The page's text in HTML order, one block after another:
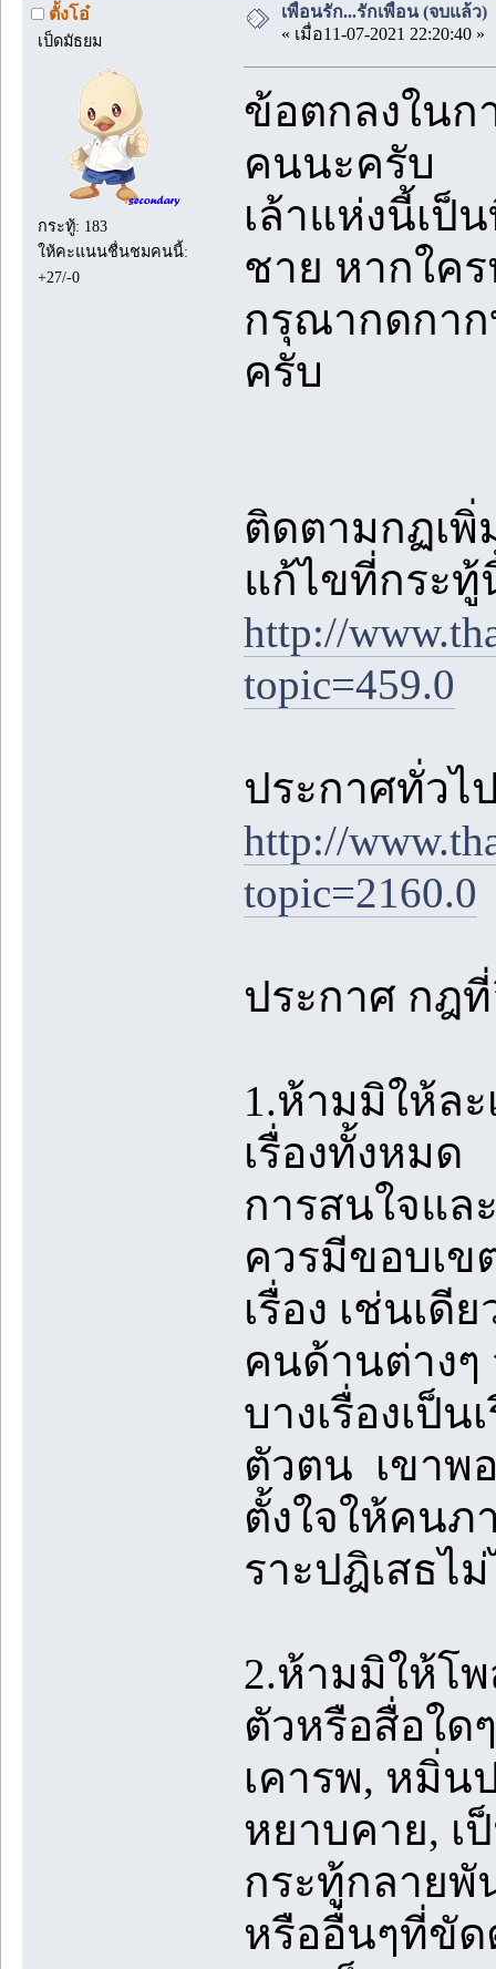
ตั้งโอ๋
เป็ดมัธยม
กระทู้: 183
ให้คะแนนชื่นชมคนนี้:
+27/-0
เพื่อนรัก...รักเพื่อน (จบแล้ว)
« เมื่อ11-07-2021 22:20:40 »
ข้อตกลงในก
คนนะครับ
เล้าแห่งนี้เป็
ชาย หากใค
กรุณากดกา
ครับ
ติดตามกฏเพิ่
แก้ไขที่กระ
http://
topic=459.0
ประกาศทั่ว
http://
topic=2160.0
ประกาศ กฎ
1.ห้ามมิให้ล
เรื่องทั้งหมด
การสนใจแล
ควรมีขอบเข
เรื่อง เช่นเ
คนด้านต่างๆ
บางเรื่องเป็น
ตัวตน เขาพ
ตั้งใจให้คนภ
ราะปฎิเสธไ
2.ห้ามมิให้โ
ตัวหรือสื่อใด
เคารพ, หมิ่น
หยาบคาย, เ
กระทู้กลายพั
หรืออื่นๆที่ขัด